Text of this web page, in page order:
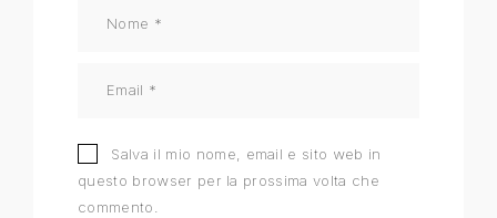
Salva il mio nome, email e sito web in
questo browser per la prossima volta che
commento.